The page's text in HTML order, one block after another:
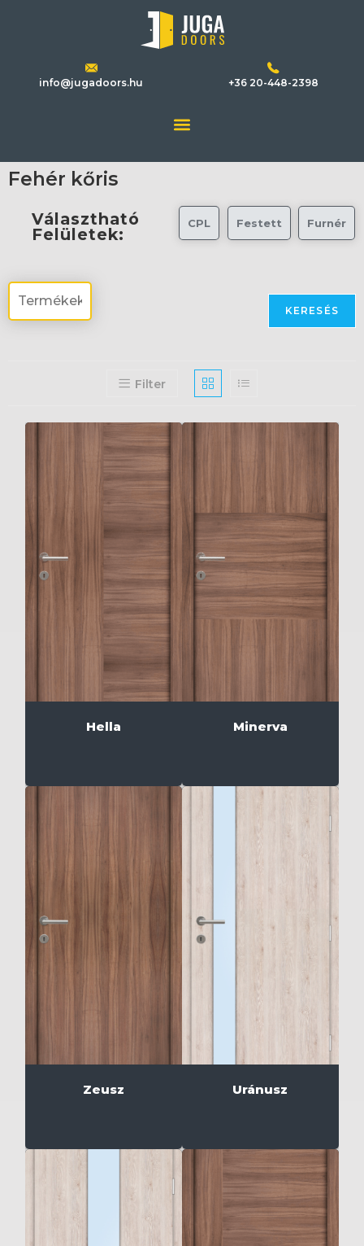
info@jugadoors.hu +36 20-448-2398
Fehér kőris
Választható
Felületek:
CPL Festett Furnér
KERESÉS
Filter
Hella Minerva
Zeusz Uránusz